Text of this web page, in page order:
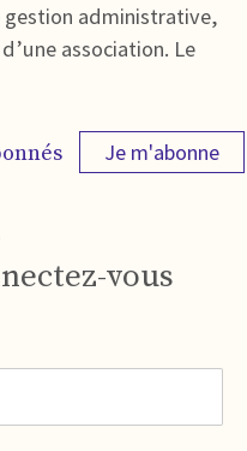
gestion administrative,
association. Le
Je m'abonne
vous